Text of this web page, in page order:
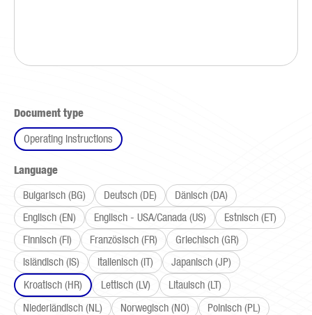
Select
Document type
Operating instructions
Select
Language
Bulgarisch (BG)
Deutsch (DE)
Dänisch (DA)
Englisch (EN)
Englisch - USA/Canada (US)
Estnisch (ET)
Finnisch (FI)
Französisch (FR)
Griechisch (GR)
Isländisch (IS)
Italienisch (IT)
Japanisch (JP)
Kroatisch (HR)
Lettisch (LV)
Litauisch (LT)
Niederländisch (NL)
Norwegisch (NO)
Polnisch (PL)